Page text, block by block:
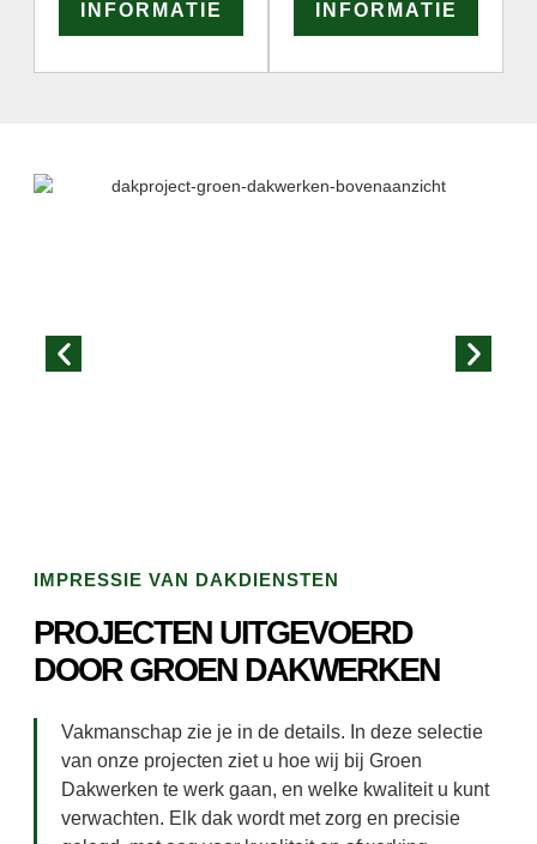
INFORMATIE INFORMATIE
IMPRESSIE VAN DAKDIENSTEN
PROJECTEN UITGEVOERD
DOOR GROEN DAKWERKEN
Vakmanschap zie je in de details. In deze selectie
van onze projecten ziet u hoe wij bij Groen
Dakwerken te werk gaan, en welke kwaliteit u kunt
verwachten. Elk dak wordt met zorg en precisie